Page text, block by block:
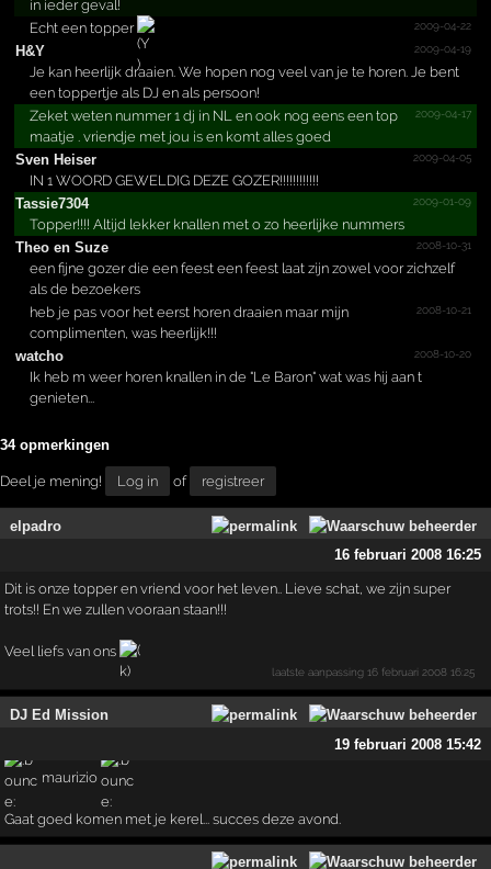
in ieder geval!
2009-04-22
Echt een topper
H&Y
2009-04-19
Je kan heerlijk draaien. We hopen nog veel van je te horen. Je bent
een toppertje als DJ en als persoon!
2009-04-17
Zeket weten nummer 1 dj in NL en ook nog eens een top
maatje . vriendje met jou is en komt alles goed
Sven Heiser
2009-04-05
IN 1 WOORD GEWELDIG DEZE GOZER!!!!!!!!!!!!
Tassie7304
2009-01-09
Topper!!!! Altijd lekker knallen met o zo heerlijke nummers
Theo en Suze
2008-10-31
een fijne gozer die een feest een feest laat zijn zowel voor zichzelf
als de bezoekers
2008-10-21
heb je pas voor het eerst horen draaien maar mijn
complimenten, was heerlijk!!!
watcho
2008-10-20
Ik heb m weer horen knallen in de "Le Baron" wat was hij aan t
genieten...
34 opmerkingen
Deel je mening! Log in of registreer
elpadro
16 februari 2008 16:25
Dit is onze topper en vriend voor het leven.. Lieve schat, we zijn super
trots!! En we zullen vooraan staan!!!
Veel liefs van ons
laatste aanpassing16 februari 2008 16:25
DJ Ed Mission
19 februari 2008 15:42
maurizio
Gaat goed komen met je kerel... succes deze avond.